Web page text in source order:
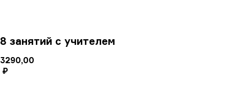
8 занятий с учителем
3290,00
₽